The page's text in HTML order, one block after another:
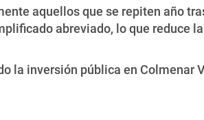
aquellos que se repiten año
abreviado, lo que reduce
la inversión pública en Colmenar